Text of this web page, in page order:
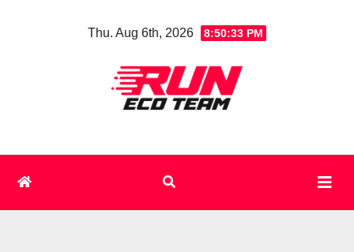
Thu. Aug 6th, 2026 8:50:33 PM